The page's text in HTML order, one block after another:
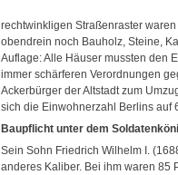
rechtwinkligen Straßenraster
obendrein noch Bauholz, Steine,
Auflage: Alle Häuser mussten den
immer schärferen Verordnungen
Ackerbürger der Altstadt zum
sich die Einwohnerzahl Berlins auf
Baupflicht unter dem
Sein Sohn Friedrich Wilhelm I.
anderes Kaliber. Bei ihm waren 85